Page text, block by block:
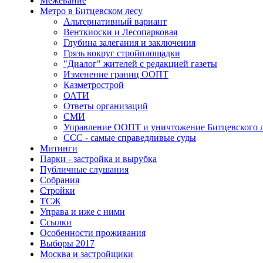
Метро в Битцевском лесу
Альтернативный вариант
Венткиоски и Лесопарковая
Глубина залегания и заключения
Грязь вокруг стройплощадки
"Диалог" жителей с редакцией газеты
Изменение границ ООПТ
Казметрострой
ОАТИ
Ответы организаций
СМИ
Управление ООПТ и уничтожение Битцевского
ССС - самые справедливые суды
Митинги
Парки - застройка и вырубка
Публичные слушания
Собрания
Стройки
ТСЖ
Управа и иже с ними
Ссылки
Особенности проживания
Выборы 2017
Москва и застройщики